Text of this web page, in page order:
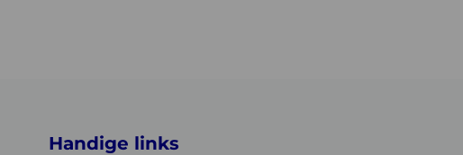
Handige links